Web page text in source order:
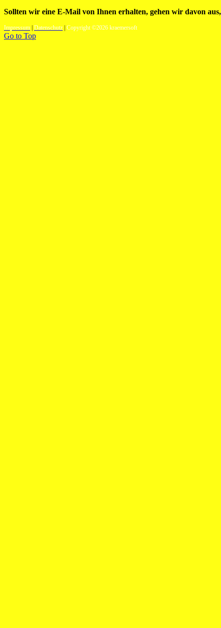
Sollten wir eine E-Mail von Ihnen erhalten, gehen wir davon
Impressum Datenschutz Copyright ©2026 kraemersoft
Go to Top